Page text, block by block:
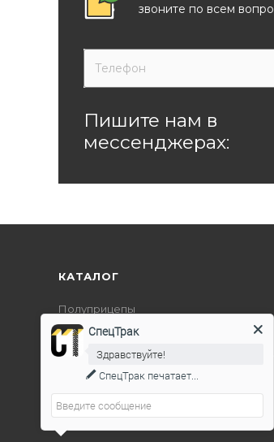
звоните по всем
Пишите нам в
мессенджерах:
КАТАЛОГ
Полуприцепы
Дорожно-строительная техника
Подъемно-транспортное
СпецТрак
Здравствуйте!
СпецТрак печатает...